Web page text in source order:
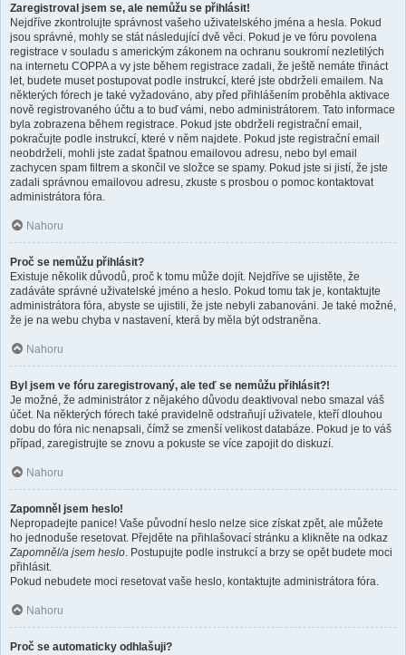
Zaregistroval jsem se, ale nemůžu se přihlásit!
Nejdříve zkontrolujte správnost vašeho uživatelského jména a hesla. Pokud
jsou správné, mohly se stát následující dvě věci. Pokud je ve fóru povolena
registrace v souladu s americkým zákonem na ochranu soukromí nezletilých
na internetu COPPA a vy jste během registrace zadali, že ještě nemáte třináct
let, budete muset postupovat podle instrukcí, které jste obdrželi emailem. Na
některých fórech je také vyžadováno, aby před přihlášením proběhla aktivace
nově registrovaného účtu a to buď vámi, nebo administrátorem. Tato informace
byla zobrazena během registrace. Pokud jste obdrželi registrační email,
pokračujte podle instrukcí, které v něm najdete. Pokud jste registrační email
neobdrželi, mohli jste zadat špatnou emailovou adresu, nebo byl email
zachycen spam filtrem a skončil ve složce se spamy. Pokud jste si jistí, že jste
zadali správnou emailovou adresu, zkuste s prosbou o pomoc kontaktovat
administrátora fóra.
Nahoru
Proč se nemůžu přihlásit?
Existuje několik důvodů, proč k tomu může dojít. Nejdříve se ujistěte, že
zadáváte správné uživatelské jméno a heslo. Pokud tomu tak je, kontaktujte
administrátora fóra, abyste se ujistili, že jste nebyli zabanováni. Je také možné,
že je na webu chyba v nastavení, která by měla být odstraněna.
Nahoru
Byl jsem ve fóru zaregistrovaný, ale teď se nemůžu přihlásit?!
Je možné, že administrátor z nějakého důvodu deaktivoval nebo smazal váš
účet. Na některých fórech také pravidelně odstraňují uživatele, kteří dlouhou
dobu do fóra nic nenapsali, čímž se zmenší velikost databáze. Pokud je to váš
případ, zaregistrujte se znovu a pokuste se více zapojit do diskuzí.
Nahoru
Zapomněl jsem heslo!
Nepropadejte panice! Vaše původní heslo nelze sice získat zpět, ale můžete
ho jednoduše resetovat. Přejděte na přihlašovací stránku a klikněte na odkaz
Zapomněl/a jsem heslo . Postupujte podle instrukcí a brzy se opět budete moci
přihlásit.
Pokud nebudete moci resetovat vaše heslo, kontaktujte administrátora fóra.
Nahoru
Proč se automaticky odhlašuji?